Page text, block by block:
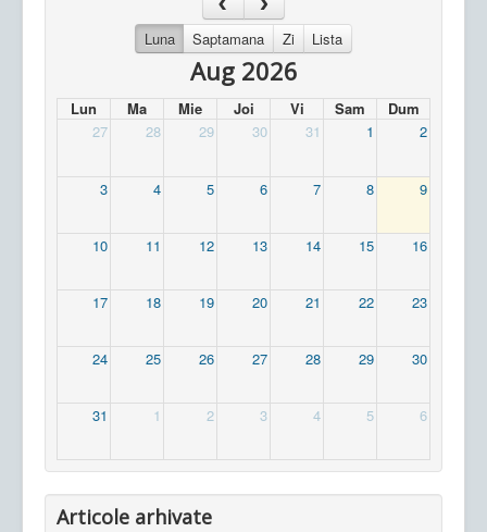
Luna Saptamana Zi Lista
Aug 2026
Lun Ma Mie Joi Vi Sam
Dum
27
28 29 30 31 1 2
3 4 5 6 7 8 9
10 11 12 13 14 15 16
17 18 19 20 21 22 23
24 25 26 27 28 29 30
31 1 2 3 4 5 6
Articole arhivate